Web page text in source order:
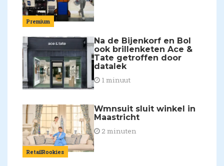
Premium
Na de Bijenkorf en Bol
ook brillenketen Ace &
Tate getroffen door
datalek
1 minuut
RetailRookies
Wmnsuit sluit winkel in
Maastricht
2 minuten